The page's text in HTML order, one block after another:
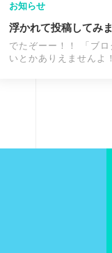
お知らせ
浮かれて投稿してみ
でたぞーー！！ 「ブ
いとかありえませんよ